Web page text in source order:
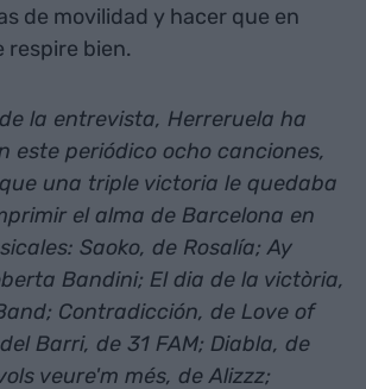
de movilidad y hacer que en
respire bien.
la entrevista, Herreruela ha
este periódico ocho canciones,
una triple victoria le quedaba
el alma de Barcelona en
Saoko, de Rosalía; Ay
Bandini; El dia de la victòria,
Contradicción, de Love of
Barri, de 31 FAM; Diabla, de
veure'm més, de Alizzz;